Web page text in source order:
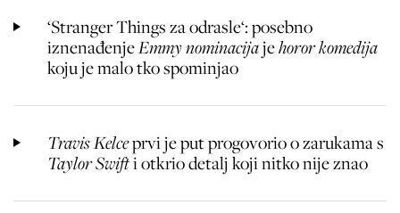
‘Stranger Things za odrasle‘: posebno
iznenađenjeEmmy nominacijajehoror komedija
koju je malo tko spominjao
Travis Kelceprvi je put progovorio o zarukama s
Taylor Swifti otkrio detalj koji nitko nije znao